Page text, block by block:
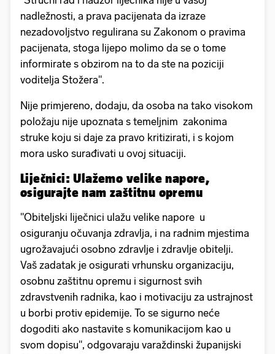
nadležnosti, a prava pacijenata da izraze
nezadovoljstvo regulirana su Zakonom o pravima
pacijenata, stoga lijepo molimo da se o tome
informirate s obzirom na to da ste na poziciji
voditelja Stožera".
Nije primjereno, dodaju, da osoba na tako visokom
položaju nije upoznata s temeljnim zakonima
struke koju si daje za pravo kritizirati, i s kojom
mora usko surađivati u ovoj situaciji.
Liječnici: Ulažemo velike napore,
osigurajte nam zaštitnu opremu
"Obiteljski liječnici ulažu velike napore u
osiguranju očuvanja zdravlja, i na radnim mjestima
ugrožavajući osobno zdravlje i zdravlje obitelji.
Vaš zadatak je osigurati vrhunsku organizaciju,
osobnu zaštitnu opremu i sigurnost svih
zdravstvenih radnika, kao i motivaciju za ustrajnost
u borbi protiv epidemije. To se sigurno neće
dogoditi ako nastavite s komunikacijom kao u
svom dopisu", odgovaraju varaždinski županijski